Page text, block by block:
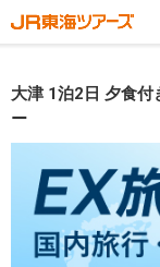
大津 1泊2日 夕食付
ー